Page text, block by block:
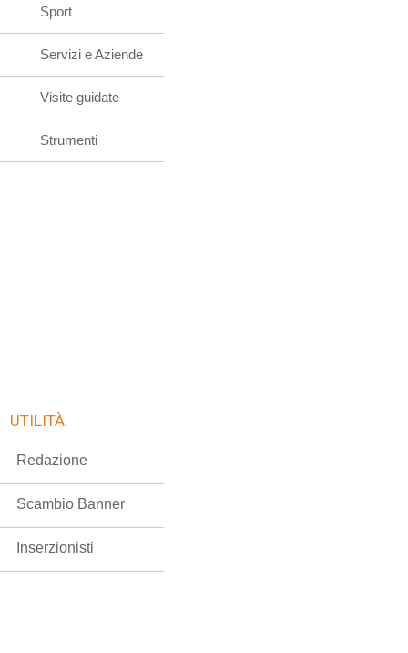
Sport
Servizi e Aziende
Visite guidate
Strumenti
UTILITÀ:
Redazione
Scambio Banner
Inserzionisti